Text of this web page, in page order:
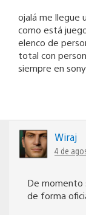
ojalá me llegue
como está
elenco de
total con
siempre en
Wiraj
4 de
De momento
de forma